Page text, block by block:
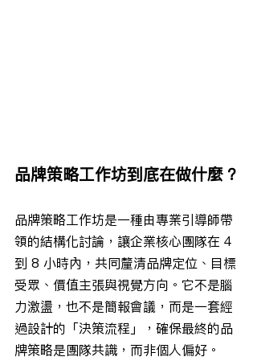
品牌策略工作坊到底在做什麼？
品牌策略工作坊是一種由專業引導師帶
領的結構化討論，讓企業核心團隊在 4
到 8 小時內，共同釐清品牌定位、目標
受眾、價值主張與視覺方向。它不是腦
力激盪，也不是簡報會議，而是一套經
過設計的「決策流程」，確保最終的品
牌策略是團隊共識，而非個人偏好。